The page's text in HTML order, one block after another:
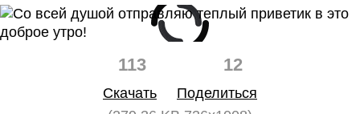
113 12
Скачать
Поделиться